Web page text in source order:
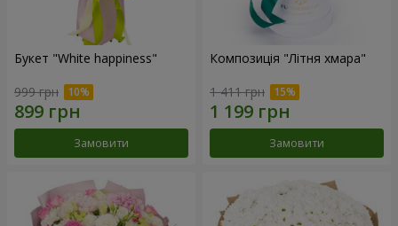
Букет "White happiness"
999 грн
Замовити
Композиція "Літня хмара"
1 411 грн
Замовити